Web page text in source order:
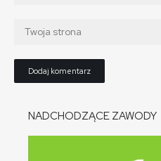
NADCHODZĄCE ZAWODY